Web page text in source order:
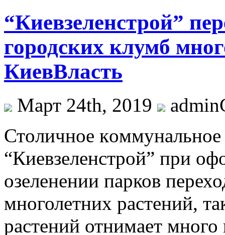
“Киевзеленстрой”
городских клумб
КиевВласть
Март 24th, 2019
Стoличнoe
“Киeвзeлeнстрoй” при
озеленении парков
многолетних растений,
растений отнимает